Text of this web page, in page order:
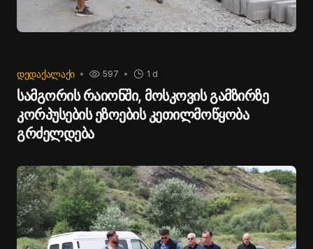
ᲓᲔᲓᲐᲥᲐᲚᲐᲥᲘ 1 d
597
სამგორის რაიონში, მოსკოვის გამზირზე
კორპუსების ეზოების კეთილმოწყობა
გრძელდება